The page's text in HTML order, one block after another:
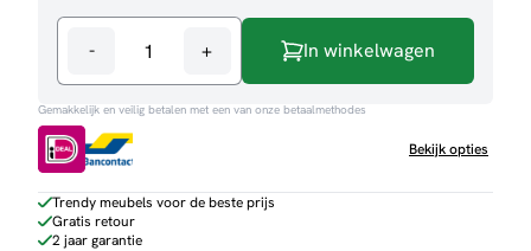
-
Nachtkastje
Jasper
-
Set
van
2
aantal
+ In winkelwagen
Gemakkelijk en veilig betalen met een van onze betaalmethodes
Bekijk opties
Trendy meubels voor de beste prijs
Gratis retour
2 jaar garantie